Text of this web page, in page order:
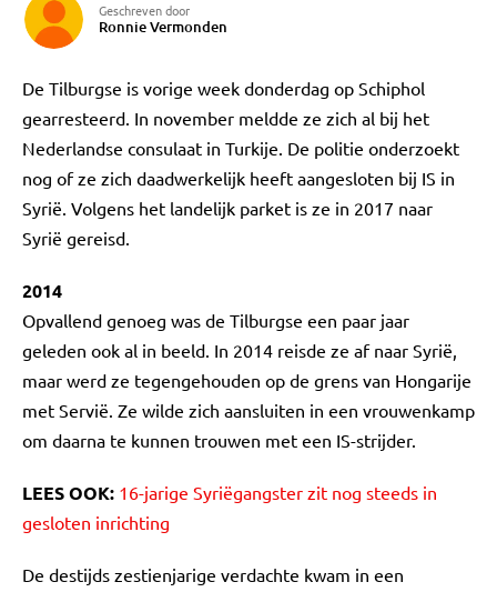
Geschreven door
Ronnie Vermonden
De Tilburgse is vorige week donderdag op Schiphol
gearresteerd. In november meldde ze zich al bij het
Nederlandse consulaat in Turkije. De politie onderzoekt
nog of ze zich daadwerkelijk heeft aangesloten bij IS in
Syrië. Volgens het landelijk parket is ze in 2017 naar
Syrië gereisd.
2014
Opvallend genoeg was de Tilburgse een paar jaar
geleden ook al in beeld. In 2014 reisde ze af naar Syrië,
maar werd ze tegengehouden op de grens van Hongarije
met Servië. Ze wilde zich aansluiten in een vrouwenkamp
om daarna te kunnen trouwen met een IS-strijder.
LEES OOK: 16-jarige Syriëgangster zit nog steeds in
gesloten inrichting
De destijds zestienjarige verdachte kwam in een